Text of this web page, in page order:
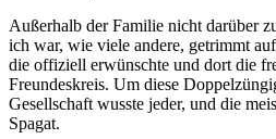
Außerhalb der Familie nicht darüber
ich war, wie viele andere, getrimmt
die offiziell erwünschte und dort die
Freundeskreis. Um diese
Gesellschaft wusste jeder, und die
Spagat.